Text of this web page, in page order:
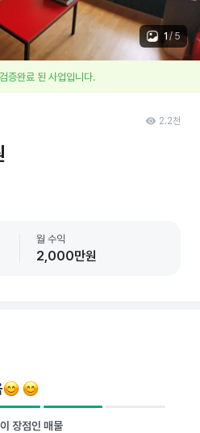
1 / 5
증완료 된 사업입니다.
월 수익
2,000만원
2.2천
장점인 매물